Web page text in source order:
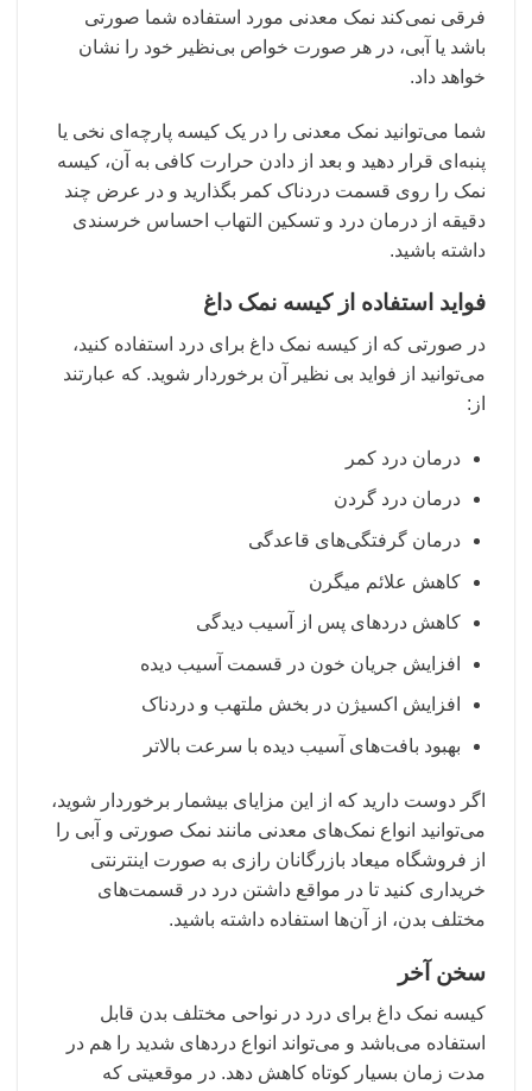
فرقی نمی‌کند نمک معدنی مورد استفاده شما صورتی
باشد یا آبی، در هر صورت خواص بی‌نظیر خود را نشان
خواهد داد.
شما می‌توانید نمک معدنی را در یک کیسه پارچه‌ای نخی یا
پنبه‌ای قرار دهید و بعد از دادن حرارت کافی به آن، کیسه
نمک را روی قسمت دردناک کمر بگذارید و در عرض چند
دقیقه از درمان درد و تسکین التهاب احساس خرسندی
داشته باشید.
فواید استفاده از کیسه نمک داغ
در صورتی که از کیسه نمک داغ برای درد استفاده کنید،
می‌توانید از فواید بی نظیر آن برخوردار شوید. که عبارتند
از:
درمان درد کمر
درمان درد گردن
درمان گرفتگی‌های قاعدگی
کاهش علائم میگرن
کاهش دردهای پس از آسیب دیدگی
افزایش جریان خون در قسمت‌ آسیب دیده
افزایش اکسیژن در بخش ملتهب و دردناک
بهبود بافت‌های آسیب دیده با سرعت بالاتر
اگر دوست دارید که از این مزایای بیشمار برخوردار شوید،
می‌توانید انواع نمک‌های معدنی مانند نمک صورتی و آبی را
از فروشگاه میعاد بازرگانان رازی به صورت اینترنتی
خریداری کنید تا در مواقع داشتن درد در قسمت‌های
مختلف بدن، از آن‌ها استفاده داشته باشید.
سخن آخر
کیسه نمک داغ برای درد در نواحی مختلف بدن قابل
استفاده می‌باشد و می‌تواند انواع دردهای شدید را هم در
مدت زمان بسیار کوتاه کاهش دهد. در موقعیتی که